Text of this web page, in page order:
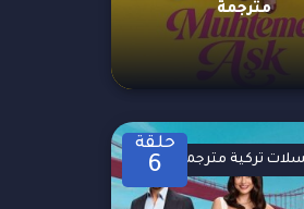
مترجمة
حلقة
6 تركية مترجمة